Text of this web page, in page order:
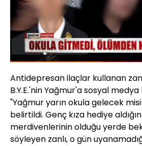
Antidepresan ilaçlar kullanan
B.Y.E.'nin Yağmur'a sosyal
"Yağmur yarın okula gelecek
belirtildi. Genç kıza hediye
merdivenlerinin olduğu yerde
söyleyen zanlı, o gün